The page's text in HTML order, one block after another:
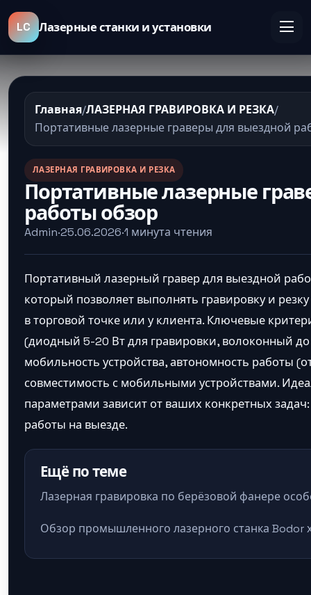
LC Лазерные станки и установки
Главная/ЛАЗЕРНАЯ ГРАВИРОВКА И РЕЗКА/
Портативные лазерные граверы для выездной
ЛАЗЕРНАЯ ГРАВИРОВКА И РЕЗКА
Портативные лазерные
работы обзор
Admin·25.06.2026·1 минута чтения
Портативный лазерный гравер для выездной
который позволяет выполнять гравировку и
в торговой точке или у клиента. Ключевые
(диодный 5-20 Вт для гравировки, волоконный
мобильность устройства, автономность работы
совместимость с мобильными устройствами.
параметрами зависит от ваших конкретных
работы на выезде.
Ещё по теме
Лазерная гравировка по берёзовой фанере
Обзор промышленного лазерного станка Bodor